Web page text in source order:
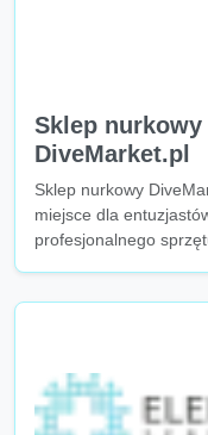
Sklep nurkowy
DiveMarket.pl
Sklep nurkowy
miejsce dla
profesjonalnego